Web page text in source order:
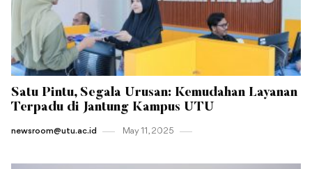
Satu Pintu, Segala Urusan: Kemudahan Layanan
Terpadu di Jantung Kampus UTU
newsroom@utu.ac.id May 11 , 2025